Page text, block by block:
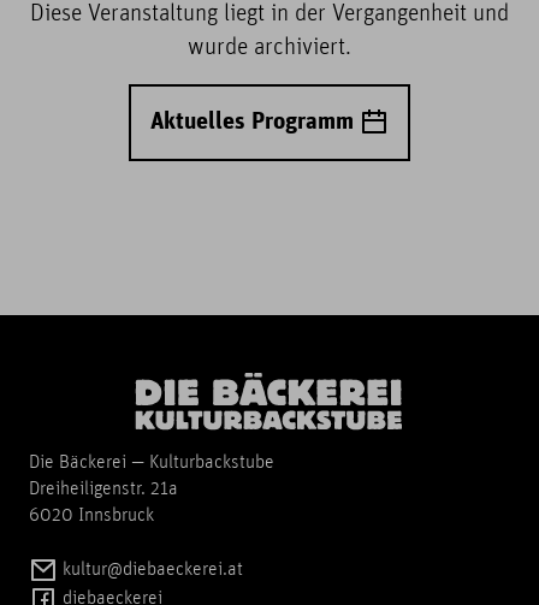
Diese Veranstaltung liegt in der Vergangenheit und
wurde archiviert.
Aktuelles Programm
Die Bäckerei — Kulturbackstube
Dreiheiligenstr. 21a
6020 Innsbruck
kultur@diebaeckerei.at
diebaeckerei